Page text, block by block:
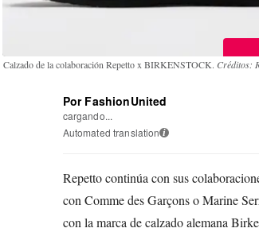
Calzado de la colaboración Repetto x BIRKENSTOCK. Créditos:
Por FashionUnited
cargando...
Automated translation i
Repetto continúa con sus
con Comme des Garçons o Marine
con la marca de calzado alemana